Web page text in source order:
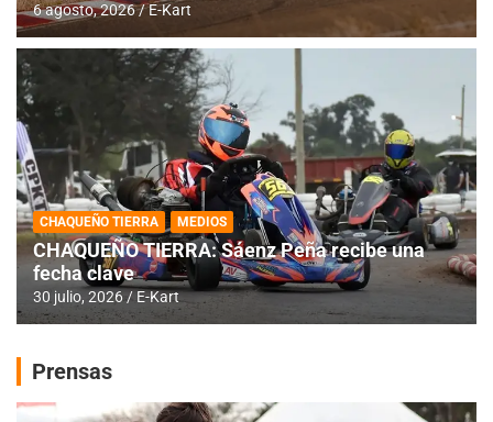
6 agosto, 2026 E-Kart
CHAQUEÑO TIERRA MEDIOS
CHAQUEÑO TIERRA: Sáenz Peña recibe una
fecha clave
30 julio, 2026 E-Kart
Prensas